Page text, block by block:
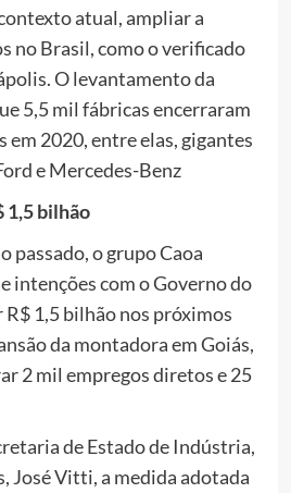
atual, ampliar a
no Brasil, como o verificado
O levantamento da
5,5 mil fábricas encerraram
em 2020, entre elas, gigantes
e Mercedes-Benz
1,5 bilhão
passado, o grupo Caoa
intenções com o Governo do
1,5 bilhão nos próximos
da montadora em Goiás,
2 mil empregos diretos e 25
de Estado de Indústria,
José Vitti, a medida adotada